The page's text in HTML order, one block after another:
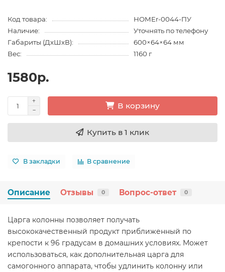
Код товара:
HOMEr-0044-ПУ
Наличие:
Уточнять по телефону
Габариты (ДхШхВ):
600×64×64 мм
Вес:
1160 г
1580р.
В корзину
Купить в 1 клик
В закладки В сравнение
Описание Отзывы 0 Вопрос-ответ 0
Царга колонны позволяет получать
высококачественный продукт приближенный по
крепости к 96 градусам в домашних условиях. Может
использоваться, как дополнительная царга для
самогонного аппарата, чтобы удлинить колонну или